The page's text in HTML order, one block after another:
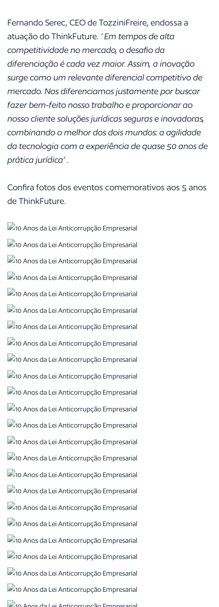
Fernando Serec, CEO de TozziniFreire, endossa a
atuação do ThinkFuture. “Em tempos de alta
competitividade no mercado, o desafio da
diferenciação é cada vez maior. Assim, a inovação
surge como um relevante diferencial competitivo de
mercado. Nos diferenciamos justamente por buscar
fazer bem-feito nosso trabalho e proporcionar ao
nosso cliente soluções jurídicas seguras e inovadoras,
combinando o melhor dos dois mundos: a agilidade
da tecnologia com a experiência de quase 50 anos de
prática jurídica”.
Confira fotos dos eventos comemorativos aos 5 anos
de ThinkFuture.